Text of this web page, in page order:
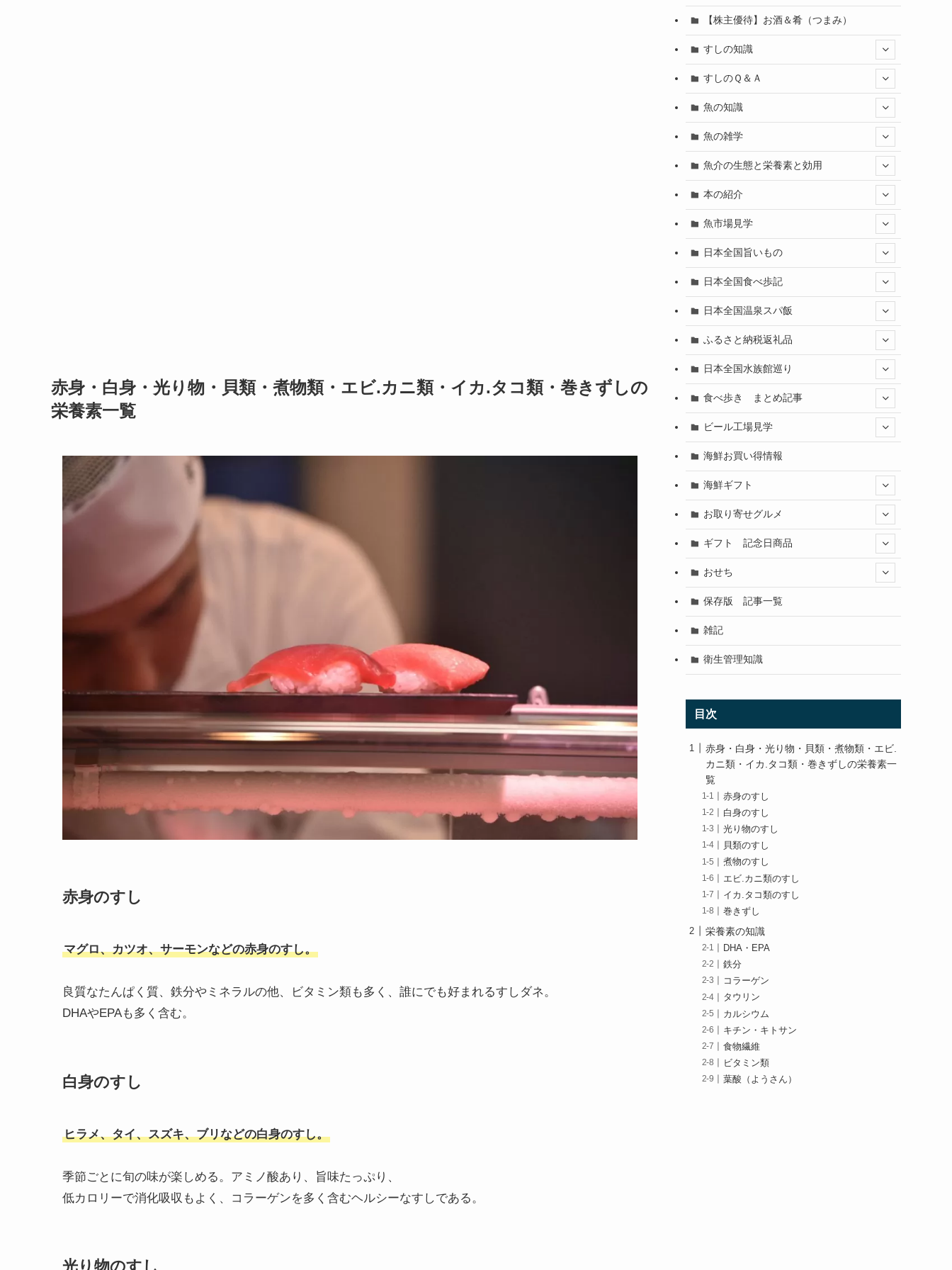
赤身・白身・光り物・貝類・煮物類・エビ.カニ類・イカ.タコ類・巻きずしの
栄養素一覧
赤身のすし
マグロ、カツオ、サーモンなどの赤身のすし。
良質なたんぱく質、鉄分やミネラルの他、ビタミン類も多く、誰にでも好まれるすしダネ。
DHAやEPAも多く含む。
白身のすし
ヒラメ、タイ、スズキ、ブリなどの白身のすし。
季節ごとに旬の味が楽しめる。アミノ酸あり、旨味たっぷり、
低カロリーで消化吸収もよく、コラーゲンを多く含むヘルシーなすしである。
光り物のすし
【株主優待】お酒＆肴（つまみ）
すしの知識
すしのＱ＆Ａ
魚の知識
魚の雑学
魚介の生態と栄養素と効用
本の紹介
魚市場見学
日本全国旨いもの
日本全国食べ歩記
日本全国温泉スパ飯
ふるさと納税返礼品
日本全国水族館巡り
食べ歩き まとめ記事
ビール工場見学
海鮮お買い得情報
海鮮ギフト
お取り寄せグルメ
ギフト 記念日商品
おせち
保存版 記事一覧
雑記
衛生管理知識
目次
赤身・白身・光り物・貝類・煮物類・エビ.
カニ類・イカ.タコ類・巻きずしの栄養素一
覧
赤身のすし
白身のすし
光り物のすし
貝類のすし
煮物のすし
エビ.カニ類のすし
イカ.タコ類のすし
巻きずし
栄養素の知識
DHA・EPA
鉄分
コラーゲン
タウリン
カルシウム
キチン・キトサン
食物繊維
ビタミン類
葉酸（ようさん）